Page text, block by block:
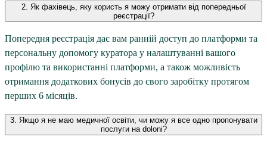
2. Як фахівець, яку користь я можу отримати від попередньої
реєстрації?
Попередня реєстрація дає вам ранній доступ до платформи та
персональну допомогу куратора у налаштуванні вашого
профілю та використанні платформи, а також можливість
отримання додаткових бонусів до свого заробітку протягом
перших 6 місяців.
3. Якщо я не маю медичної освіти, чи можу я все одно пропонувати
послуги на doloni?